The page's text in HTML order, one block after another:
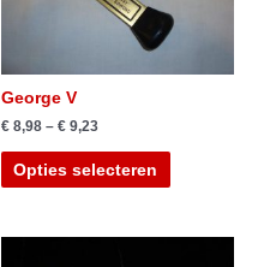
George V
€ 8,98 – € 9,23
Opties selecteren